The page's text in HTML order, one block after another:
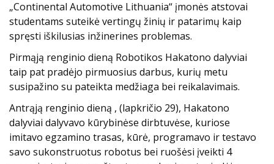
„Continental Automotive Lithuania“ įmonės atstovai
studentams suteikė vertingų žinių ir patarimų kaip
spręsti iškilusias inžinerines problemas.
Pirmąją renginio dieną Robotikos Hakatono dalyviai
taip pat pradėjo pirmuosius darbus, kurių metu
susipažino su pateikta medžiaga bei reikalavimais.
Antrąją renginio dieną , (lapkričio 29), Hakatono
dalyviai dalyvavo kūrybinėse dirbtuvėse, kuriose
imitavo egzamino trasas, kūrė, programavo ir testavo
savo sukonstruotus robotus bei ruošėsi įveikti 4